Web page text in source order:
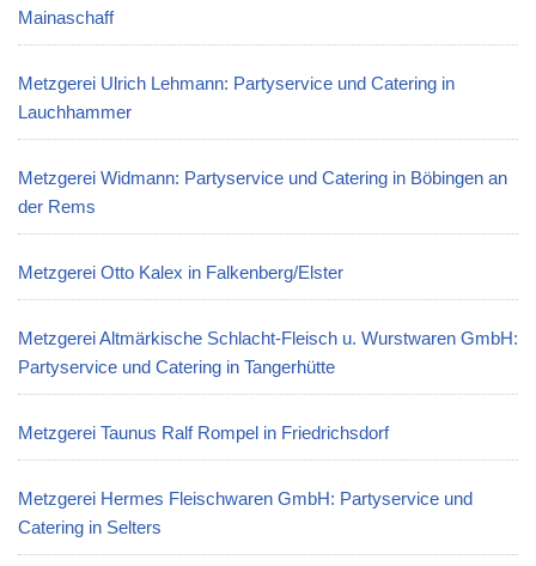
Mainaschaff
Metzgerei Ulrich Lehmann: Partyservice und Catering in
Lauchhammer
Metzgerei Widmann: Partyservice und Catering in Böbingen an
der Rems
Metzgerei Otto Kalex in Falkenberg/Elster
Metzgerei Altmärkische Schlacht-Fleisch u. Wurstwaren GmbH:
Partyservice und Catering in Tangerhütte
Metzgerei Taunus Ralf Rompel in Friedrichsdorf
Metzgerei Hermes Fleischwaren GmbH: Partyservice und
Catering in Selters